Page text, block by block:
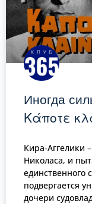
Иногда
Κάποτε
Кира-Аггелики
Николаса, и
единственного
подвергается
дочери